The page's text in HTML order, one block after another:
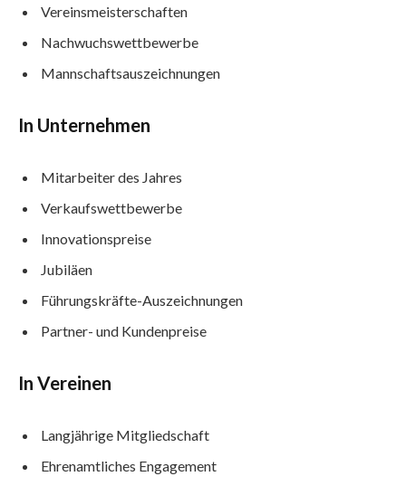
Vereinsmeisterschaften
Nachwuchswettbewerbe
Mannschaftsauszeichnungen
In Unternehmen
Mitarbeiter des Jahres
Verkaufswettbewerbe
Innovationspreise
Jubiläen
Führungskräfte-Auszeichnungen
Partner- und Kundenpreise
In Vereinen
Langjährige Mitgliedschaft
Ehrenamtliches Engagement